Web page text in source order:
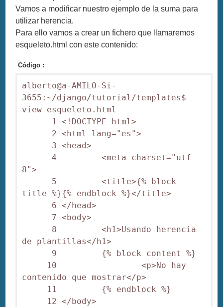
Vamos a modificar nuestro ejemplo de la suma para
utilizar herencia.
Para ello vamos a crear un fichero que llamaremos
esqueleto.html con este contenido:
Código :
alberto@a-AMILO-Si-
3655:~/django/tutorial/templates$
view esqueleto.html
1 <!DOCTYPE html>
2 <html lang="es">
3 <head>
4         <meta charset="utf-
8">
5         <title>{% block
title %}{% endblock %}</title>
6 </head>
7 <body>
8         <h1>Usando herencia
de plantillas</h1>
9         {% block content %}
10                 <p>No hay
contenido que mostrar</p>
11         {% endblock %}
12 </body>